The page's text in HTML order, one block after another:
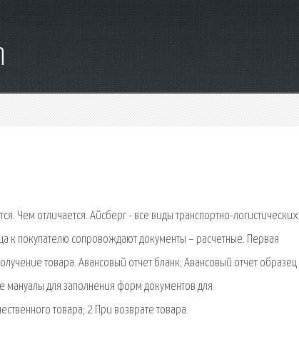
Чем отличается. Айсберг - все виды транспортно-логистических
к покупателю сопровождают документы – расчетные. Первая
товара. Авансовый отчет бланк; Авансовый отчет образец
мануалы для заполнения форм документов для
товара; 2 При возврате товара.